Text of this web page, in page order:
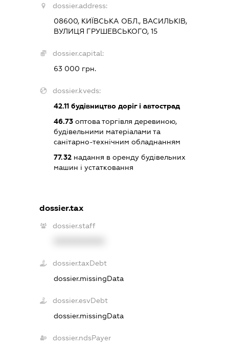
dossier.address:
08600, КИЇВСЬКА ОБЛ., ВАСИЛЬКІВ,
ВУЛИЦЯ ГРУШЕВСЬКОГО, 15
dossier.capital:
63 000 грн.
dossier.kveds:
42.11 будівництво доріг і автострад
46.73 оптова торгівля деревиною,
будівельними матеріалами та
санітарно-технічним обладнанням
77.32 надання в оренду будівельних
машин і устатковання
dossier.tax
dossier.staff
dossier.taxDebt
dossier.missingData
dossier.esvDebt
dossier.missingData
dossier.ndsPayer